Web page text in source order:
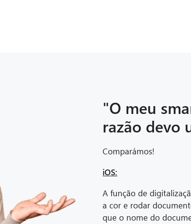
"O meu
razão devo
Comparámos!
iOS:
A função de
a cor e rodar
que o nome do